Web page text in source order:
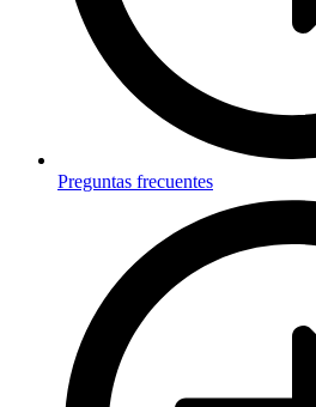
Preguntas frecuentes